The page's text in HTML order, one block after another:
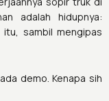
adalah hidupnya:
sambil mengipas
demo. Kenapa sih